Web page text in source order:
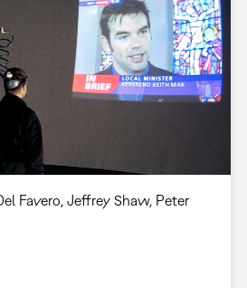
Favero, Jeffrey Shaw, Peter